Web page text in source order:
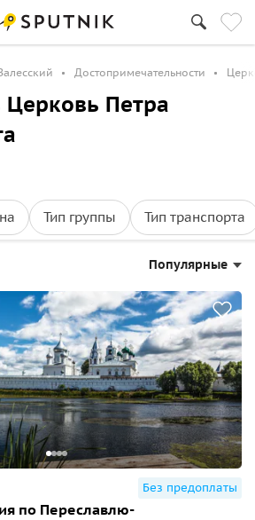
Достопримечательности
Церковь Петра
Тип группы Тип транспорта
Популярные
Без предоплаты
по Переславлю-